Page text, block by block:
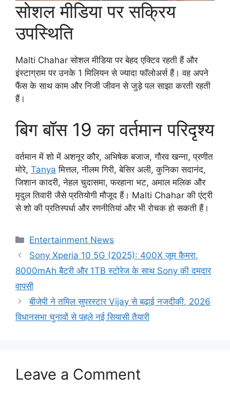
सोशल मीडिया पर सक्रिय
उपस्थिति
Malti Chahar सोशल मीडिया पर बेहद एक्टिव रहती हैं और
इंस्टाग्राम पर उनके 1 मिलियन से ज्यादा फॉलोअर्स हैं। वह अपने
फैंस के साथ काम और निजी जीवन से जुड़े पल साझा करती रहती
हैं।
बिग बॉस 19 का वर्तमान परिदृश्य
वर्तमान में शो में अशनूर कौर, अभिषेक बजाज, गौरव खन्ना, प्रणीत
मोरे, Tanya मित्तल, नीलम गिरी, बेसिर अली, कुनिका सदानंद,
जिशान कादरी, नेहल चुदासमा, फरहाना भट, अमाल मलिक और
मृदुल तिवारी जैसे प्रतियोगी मौजूद हैं। Malti Chahar की एंट्री
से शो की प्रतिस्पर्धा और रणनीतियां और भी रोचक हो सकती हैं।
Categories
Entertainment News
Sony Xperia 10 5G (2025): 400X ज़ूम कैमरा,
8000mAh बैटरी और 1TB स्टोरेज के साथ Sony की दमदार
वापसी
बीजेपी ने तमिल सुपरस्टार Vijay से बढ़ाई नजदीकी, 2026
विधानसभा चुनावों से पहले नई सियासी तैयारी
Leave a Comment